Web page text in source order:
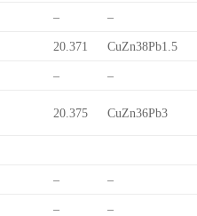
– –
20.371 CuZn38Pb1.5
– –
20.375 CuZn36Pb3
– –
– –